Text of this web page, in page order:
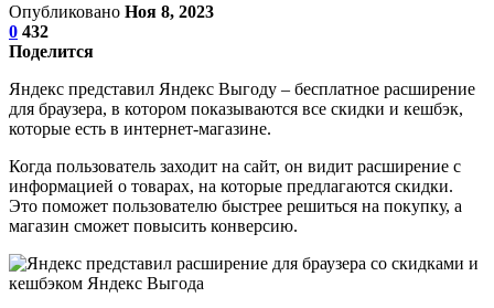
Опубликовано Ноя 8, 2023
0 432
Поделится
Яндекс представил Яндекс Выгоду – бесплатное расширение
для браузера, в котором показываются все скидки и кешбэк,
которые есть в интернет-магазине.
Когда пользователь заходит на сайт, он видит расширение с
информацией о товарах, на которые предлагаются скидки.
Это поможет пользователю быстрее решиться на покупку, а
магазин сможет повысить конверсию.